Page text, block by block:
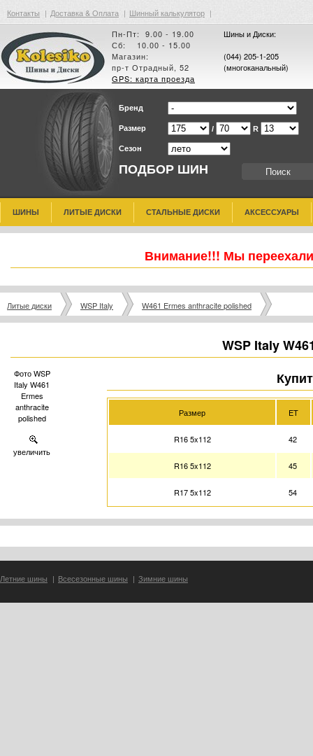
Контакты | Доставка & Оплата | Шинный калькулятор |
Пн-Пт: 9.00 - 19.00
Сб: 10.00 - 15.00
Магазин:
пр-т Отрадный, 52
GPS: карта проезда
Шины и Диски:
(044) 205-1-205
(многоканальный)
ПОДБОР ШИН
Бренд
Размер / R
Сезон
ШИНЫ ЛИТЫЕ ДИСКИ СТАЛЬНЫЕ ДИСКИ АКСЕССУАРЫ
Внимание!!! Мы
Литые диски WSP Italy W461 Ermes anthracite polished
WSP Italy
Фото WSP
Italy W461
Ermes
anthracite
polished
увеличить
Размер ET
R16 5x112 42
R16 5x112 45
R17 5x112 54
Летние шины | Всесезонные шины | Зимние шины